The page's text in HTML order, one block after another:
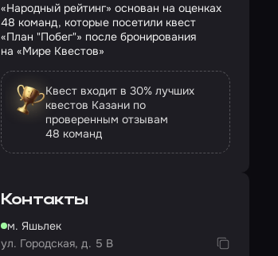
«Народный рейтинг» основан на оценках
48 команд, которые посетили квест
«План "Побег"» после бронирования
на «Мире Квестов»
Квест входит в 30% лучших
квестов Казани по
проверенным отзывам
48 команд
Контакты
м. Яшьлек
ул. Городская, д. 5 В